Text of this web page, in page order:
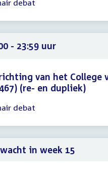
debat
- 23:59 uur
van het College
(re- en dupliek)
debat
in week 15